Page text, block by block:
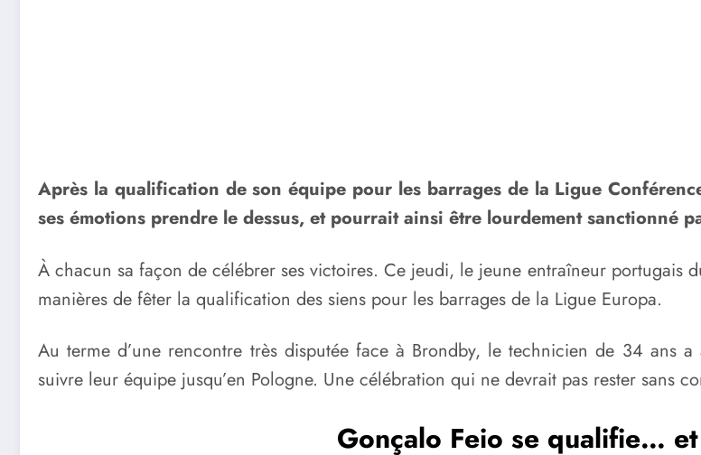
Après la qualification de son équipe pour les barrages de la Ligue
ses émotions prendre le dessus, et pourrait ainsi être lourdement sanctionné
À chacun sa façon de célébrer ses victoires. Ce jeudi, le jeune entraîneur portugais
manières de fêter la qualification des siens pour les barrages de la Ligue Europa.
Au terme d’une rencontre très disputée face à Brondby, le technicien de 34 ans a
suivre leur équipe jusqu’en Pologne. Une célébration qui ne devrait pas rester sans
Gonçalo Feio se qualifie…